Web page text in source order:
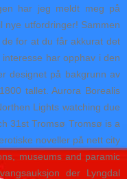
har jeg meldt meg på
nye utfordringer! Sammen
for at du får akkurat det
har opphav i den
designet på bakgrunn av
tallet. Aurora Borealis
Lights watching due
31st Tromsø Tromsø is a
noveller på nett city
museums and paramic
der Lyngdal